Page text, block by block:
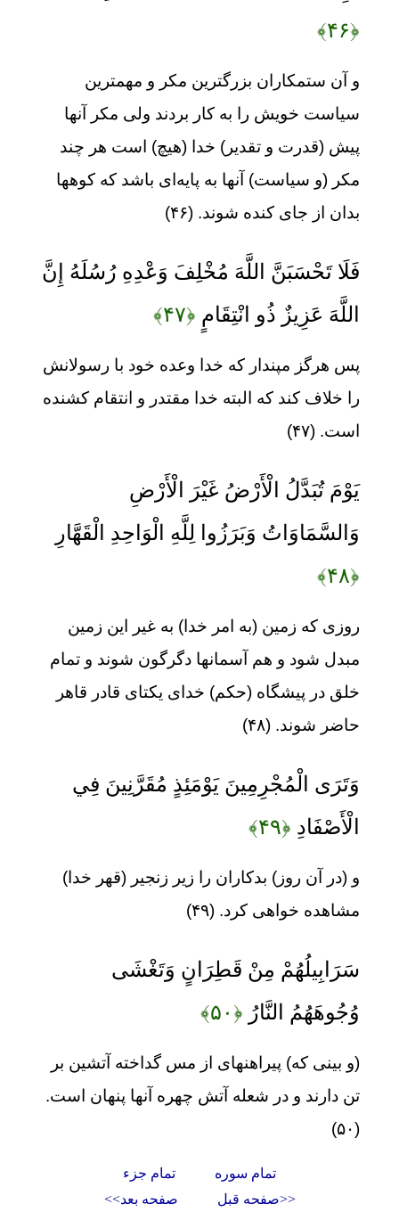
﴿۴۶﴾
و آن ستمکاران بزرگترین مکر و مهمترین
سیاست خویش را به کار بردند ولی مکر آنها
پیش (قدرت و تقدیر) خدا (هیچ) است هر چند
مکر (و سیاست) آنها به پایه‌ای باشد که کوهها
بدان از جای کنده شوند. (۴۶)
فَلَا تَحْسَبَنَّ اللَّهَ مُخْلِفَ وَعْدِهِ رُسُلَهُ إِنَّ
اللَّهَ عَزِيزٌ ذُو انْتِقَامٍ ﴿۴۷﴾
پس هرگز مپندار که خدا وعده خود با رسولانش
را خلاف کند که البته خدا مقتدر و انتقام کشنده
است. (۴۷)
يَوْمَ تُبَدَّلُ الْأَرْضُ غَيْرَ الْأَرْضِ
وَالسَّمَاوَاتُ وَبَرَزُوا لِلَّهِ الْوَاحِدِ الْقَهَّارِ
﴿۴۸﴾
روزی که زمین (به امر خدا) به غیر این زمین
مبدل شود و هم آسمانها دگرگون شوند و تمام
خلق در پیشگاه (حکم) خدای یکتای قادر قاهر
حاضر شوند. (۴۸)
وَتَرَى الْمُجْرِمِينَ يَوْمَئِذٍ مُقَرَّنِينَ فِي
الْأَصْفَادِ ﴿۴۹﴾
و (در آن روز) بدکاران را زیر زنجیر (قهر خدا)
مشاهده خواهی کرد. (۴۹)
سَرَابِيلُهُمْ مِنْ قَطِرَانٍ وَتَغْشَى
وُجُوهَهُمُ النَّارُ ﴿۵۰﴾
(و بینی که) پیراهنهای از مس گداخته آتشین بر
تن دارند و در شعله آتش چهره آنها پنهان است.
(۵۰)
تمام سوره
تمام جزء
<<صفحه قبل
صفحه بعد>>